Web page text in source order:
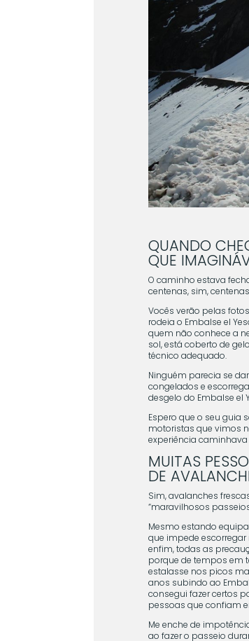
QUANDO
QUE
O caminho estava
centenas, sim,
Vocês verão pelas
rodeia o Embalse el
quem não conhece a
sol, está coberto de
técnico adequado.
Ninguém parecia se
congelados e
desgelo do Embalse el
Espero que o seu guia
motoristas que vimos
experiência
MUITAS
DE
Sim, avalanches
“maravilhosos
Mesmo estando
que impede
enfim, todas as
porque de tempos em
estalasse nos picos
anos subindo ao
consegui fazer certos
pessoas que confiam
Me enche de
ao fazer o passeio